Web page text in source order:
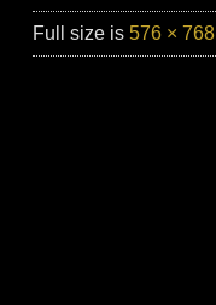
Full size is 576 × 768